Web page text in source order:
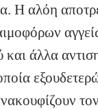
Η αλόη
και άλλα